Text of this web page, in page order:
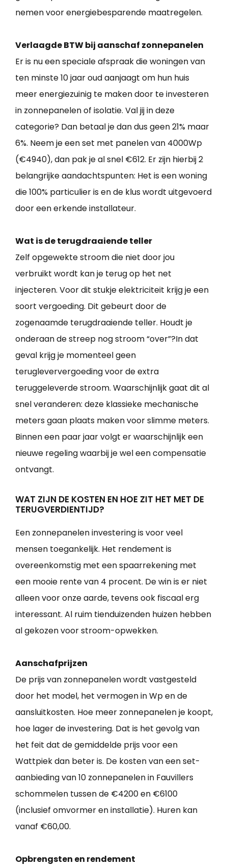
nemen voor energiebesparende maatregelen.
Verlaagde BTW bij aanschaf zonnepanelen
Er is nu een speciale afspraak die woningen van
ten minste 10 jaar oud aanjaagt om hun huis
meer energiezuinig te maken door te investeren
in zonnepanelen of isolatie. Val jij in deze
categorie? Dan betaal je dan dus geen 21% maar
6%. Neem je een set met panelen van 4000Wp
(€4940), dan pak je al snel €612. Er zijn hierbij 2
belangrijke aandachtspunten: Het is een woning
die 100% particulier is en de klus wordt uitgevoerd
door een erkende installateur.
Wat is de terugdraaiende teller
Zelf opgewekte stroom die niet door jou
verbruikt wordt kan je terug op het net
injecteren. Voor dit stukje elektriciteit krijg je een
soort vergoeding. Dit gebeurt door de
zogenaamde terugdraaiende teller. Houdt je
onderaan de streep nog stroom “over”?In dat
geval krijg je momenteel geen
terugleververgoeding voor de extra
teruggeleverde stroom. Waarschijnlijk gaat dit al
snel veranderen: deze klassieke mechanische
meters gaan plaats maken voor slimme meters.
Binnen een paar jaar volgt er waarschijnlijk een
nieuwe regeling waarbij je wel een compensatie
ontvangt.
WAT ZIJN DE KOSTEN EN HOE ZIT HET MET DE
TERUGVERDIENTIJD?
Een zonnepanelen investering is voor veel
mensen toegankelijk. Het rendement is
overeenkomstig met een spaarrekening met
een mooie rente van 4 procent. De win is er niet
alleen voor onze aarde, tevens ook fiscaal erg
interessant. Al ruim tienduizenden huizen hebben
al gekozen voor stroom-opwekken.
Aanschafprijzen
De prijs van zonnepanelen wordt vastgesteld
door het model, het vermogen in Wp en de
aansluitkosten. Hoe meer zonnepanelen je koopt,
hoe lager de investering. Dat is het gevolg van
het feit dat de gemiddelde prijs voor een
Wattpiek dan beter is. De kosten van een set-
aanbieding van 10 zonnepanelen in Fauvillers
schommelen tussen de €4200 en €6100
(inclusief omvormer en installatie). Huren kan
vanaf €60,00.
Opbrengsten en rendement